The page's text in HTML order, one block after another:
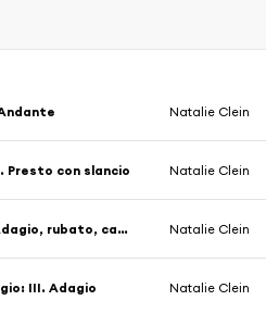
Natalie Clein
Presto con slancio Natalie Clein
Ligeti: Sonata for Solo Cello: I. Dialogo. Adagio, rubato, cantabile Natalie Clein
III. Adagio Natalie Clein